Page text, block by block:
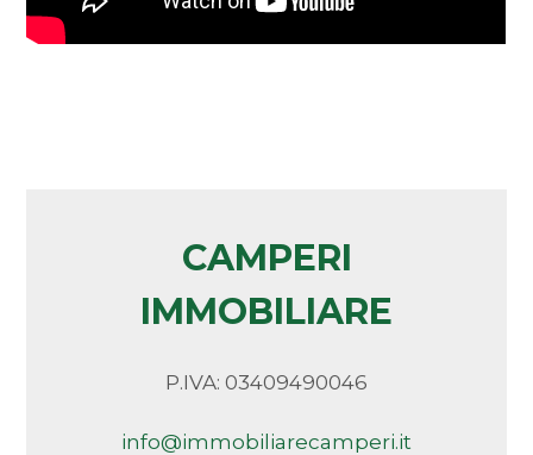
CAMPERI
IMMOBILIARE
P.IVA: 03409490046
info@immobiliarecamperi.it